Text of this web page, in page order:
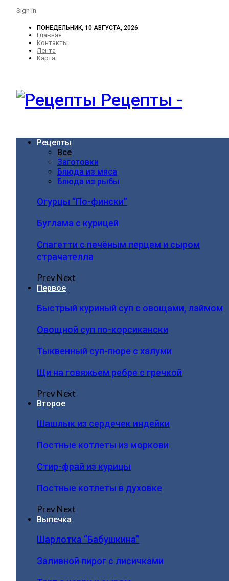
Sign in
ПОНЕДЕЛЬНИК, 10 АВГУСТА, 2026
Главная
Контакты
Лента
Карта
Рецепты -
Рецепты
Все
Заготовки
Блюда из мяса
Блюда из рыбы
Огурцы “По-фински”
Буглама с курицей
Спагетти с печёным перцем и сыром
страчателла
PrevNext
Первое
Быстрый куриный суп с овощами, лаймом
Овощной суп по-корсикански
Тыквенный суп-пюре с халуми
Щи на говяжьем ребре с гречкой
PrevNext
Второе
Шашлык из сердечек индейки
Постные котлеты из моркови
Стир-фрай из курицы
Постные котлеты в духовке
PrevNext
Выпечка
Шарлотка “Бабушкина”
Заливной пирог с лисичками